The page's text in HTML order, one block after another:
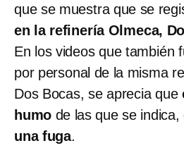
que se muestra que se
en la refinería Olmeca,
En los videos que también
por personal de la misma
Dos Bocas, se aprecia que
humo de las que se
una fuga.